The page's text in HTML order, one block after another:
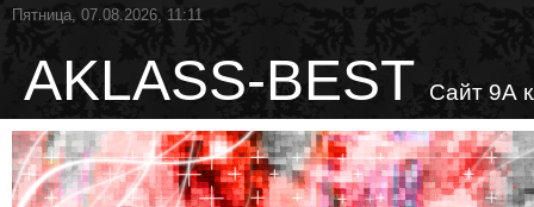
Пятница, 07.08.2026, 11:11
AKLASS-BEST Сайт 9А